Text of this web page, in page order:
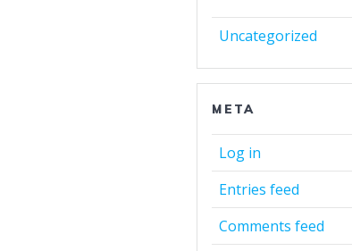
Uncategorized
META
Log in
Entries feed
Comments feed